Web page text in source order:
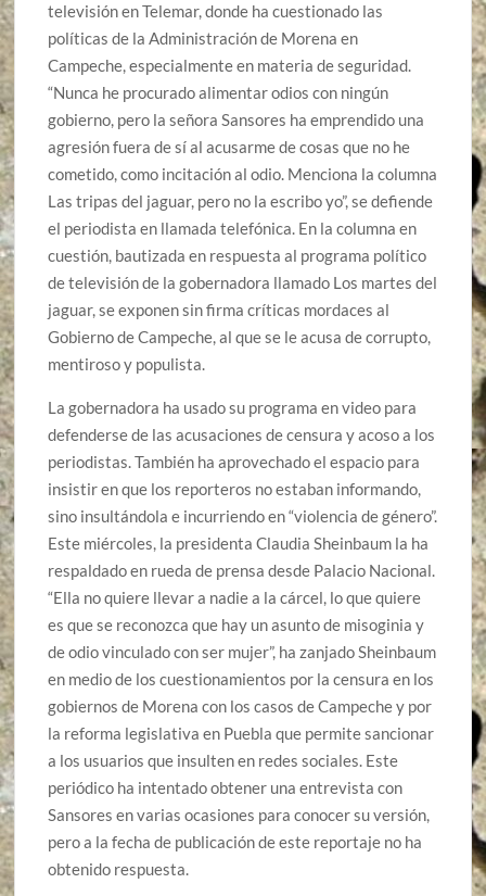
televisión en Telemar, donde ha cuestionado las
políticas de la Administración de Morena en
Campeche, especialmente en materia de seguridad.
“Nunca he procurado alimentar odios con ningún
gobierno, pero la señora Sansores ha emprendido una
agresión fuera de sí al acusarme de cosas que no he
cometido, como incitación al odio. Menciona la columna
Las tripas del jaguar, pero no la escribo yo”, se defiende
el periodista en llamada telefónica. En la columna en
cuestión, bautizada en respuesta al programa político
de televisión de la gobernadora llamado Los martes del
jaguar, se exponen sin firma críticas mordaces al
Gobierno de Campeche, al que se le acusa de corrupto,
mentiroso y populista.
La gobernadora ha usado su programa en video para
defenderse de las acusaciones de censura y acoso a los
periodistas. También ha aprovechado el espacio para
insistir en que los reporteros no estaban informando,
sino insultándola e incurriendo en “violencia de género”.
Este miércoles, la presidenta Claudia Sheinbaum la ha
respaldado en rueda de prensa desde Palacio Nacional.
“Ella no quiere llevar a nadie a la cárcel, lo que quiere
es que se reconozca que hay un asunto de misoginia y
de odio vinculado con ser mujer”, ha zanjado Sheinbaum
en medio de los cuestionamientos por la censura en los
gobiernos de Morena con los casos de Campeche y por
la reforma legislativa en Puebla que permite sancionar
a los usuarios que insulten en redes sociales. Este
periódico ha intentado obtener una entrevista con
Sansores en varias ocasiones para conocer su versión,
pero a la fecha de publicación de este reportaje no ha
obtenido respuesta.